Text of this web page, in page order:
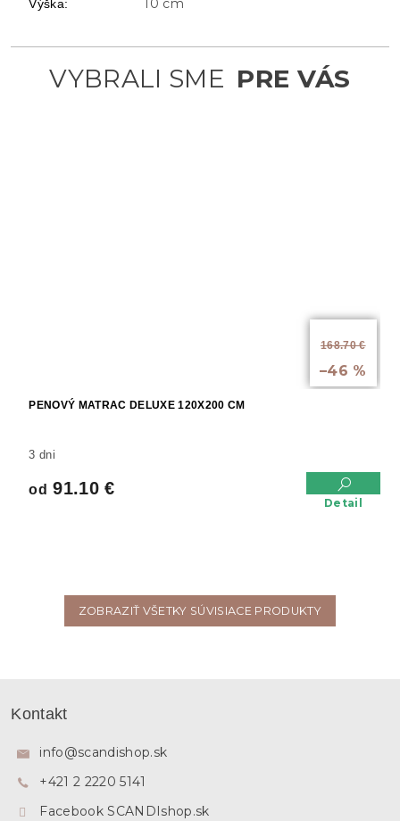
168.70 €
–46 %
PENOVÝ MATRAC DELUXE 120X200 CM
3 dni
od 91.10 €
Detail
ZOBRAZIŤ VŠETKY SÚVISIACE PRODUKTY
Výška: 10 cm
Kontakt
info@scandishop.sk
+421 2 2220 5141
Facebook SCANDIshop.sk